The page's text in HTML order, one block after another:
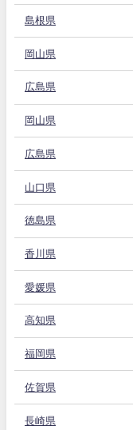
島根県
岡山県
広島県
岡山県
広島県
山口県
徳島県
香川県
愛媛県
高知県
福岡県
佐賀県
長崎県